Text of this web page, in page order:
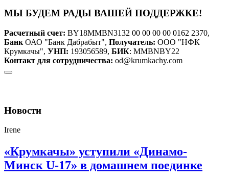
МЫ БУДЕМ РАДЫ ВАШЕЙ ПОДДЕРЖКЕ!
Расчетный счет: BY18MMBN3132 00 00 00 00 0162 2370,
Банк ОАО "Банк Дабрабыт", Получатель: ООО "НФК
Крумкачы", УНП: 193056589, БИК: MMBNBY22
Контакт для сотрудничества: od@krumkachy.com
Новости
Irene
«Крумкачы» уступили «Динамо-
Минск U-17» в домашнем поединке